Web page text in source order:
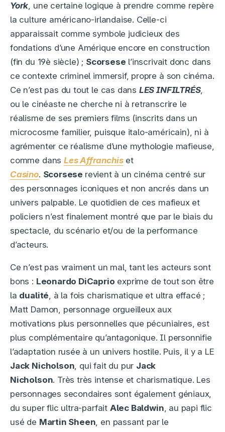
York, une certaine logique à prendre comme repère
la culture américano-irlandaise. Celle-ci
apparaissait comme symbole judicieux des
fondations d’une Amérique encore en construction
(fin du 19è siècle) ; Scorsese l’inscrivait donc dans
ce contexte criminel immersif, propre à son cinéma.
Ce n’est pas du tout le cas dans LES INFILTRÉS,
ou le cinéaste ne cherche ni à retranscrire le
réalisme de ses premiers films (inscrits dans un
microcosme familier, puisque italo-américain), ni à
agrémenter ce réalisme d’une mythologie mafieuse,
comme dans Les Affranchiset
Casino. Scorsese revient à un cinéma centré sur
des personnages iconiques et non ancrés dans un
univers palpable. Le quotidien de ces mafieux et
policiers n’est finalement montré que par le biais du
spectacle, du scénario et/ou de la performance
d’acteurs.
Ce n’est pas vraiment un mal, tant les acteurs sont
bons : Leonardo DiCaprio exprime de tout son être
la dualité, à la fois charismatique et ultra effacé ;
Matt Damon, personnage orgueilleux aux
motivations plus personnelles que pécuniaires, est
plus complémentaire qu’antagonique. Il personnifie
l’adaptation rusée à un univers hostile. Puis, il y a LE
Jack Nicholson, qui fait du pur Jack
Nicholson. Très très intense et charismatique. Les
personnages secondaires sont également géniaux,
du super flic ultra-parfait Alec Baldwin, au papi flic
usé de Martin Sheen, en passant par le